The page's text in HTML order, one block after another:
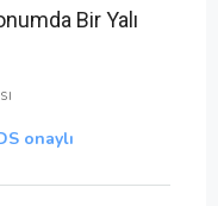
Bir Yalı
onaylı